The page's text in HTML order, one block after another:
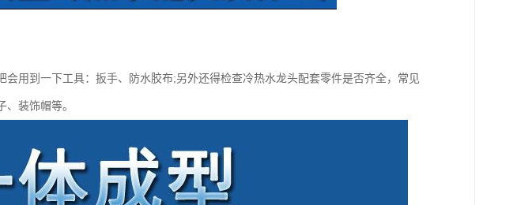
用到一下工具：扳手、防水胶布;另外还得检查冷热水龙头配套零件是否齐全，常见
装饰帽等。